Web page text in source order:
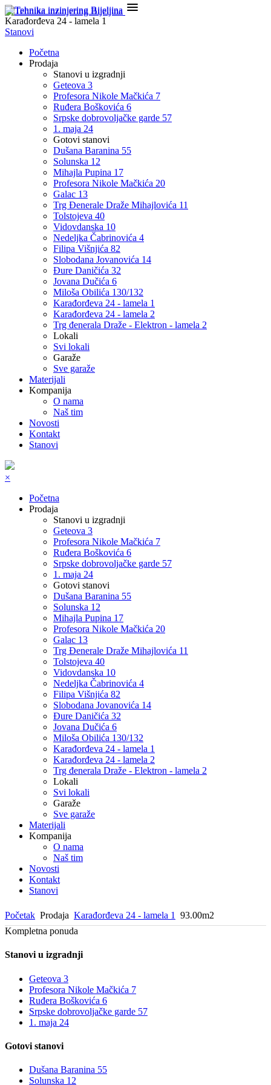
Karađorđeva 24 - lamela 1
Stanovi
Početna
Prodaja
Stanovi u izgradnji
Geteova 3
Profesora Nikole Mačkića 7
Ruđera Boškovića 6
Srpske dobrovoljačke garde 57
1. maja 24
Gotovi stanovi
Dušana Baranina 55
Solunska 12
Mihajla Pupina 17
Profesora Nikole Mačkića 20
Galac 13
Trg Đenerale Draže Mihajlovića 11
Tolstojeva 40
Vidovdanska 10
Nedeljka Čabrinovića 4
Filipa Višnjića 82
Slobodana Jovanovića 14
Đure Daničića 32
Jovana Dučića 6
Miloša Obilića 130/132
Karađorđeva 24 - lamela 1
Karađorđeva 24 - lamela 2
Trg đenerala Draže - Elektron - lamela 2
Lokali
Svi lokali
Garaže
Sve garaže
Materijali
Kompanija
O nama
Naš tim
Novosti
Kontakt
Stanovi

×
Početna
Prodaja
Stanovi u izgradnji
Geteova 3
Profesora Nikole Mačkića 7
Ruđera Boškovića 6
Srpske dobrovoljačke garde 57
1. maja 24
Gotovi stanovi
Dušana Baranina 55
Solunska 12
Mihajla Pupina 17
Profesora Nikole Mačkića 20
Galac 13
Trg Đenerale Draže Mihajlovića 11
Tolstojeva 40
Vidovdanska 10
Nedeljka Čabrinovića 4
Filipa Višnjića 82
Slobodana Jovanovića 14
Đure Daničića 32
Jovana Dučića 6
Miloša Obilića 130/132
Karađorđeva 24 - lamela 1
Karađorđeva 24 - lamela 2
Trg đenerala Draže - Elektron - lamela 2
Lokali
Svi lokali
Garaže
Sve garaže
Materijali
Kompanija
O nama
Naš tim
Novosti
Kontakt
Stanovi
Početak Prodaja Karađorđeva 24 - lamela 1
93.00m2
Kompletna ponuda
Stanovi u izgradnji
Geteova 3
Profesora Nikole Mačkića 7
Ruđera Boškovića 6
Srpske dobrovoljačke garde 57
1. maja 24
Gotovi stanovi
Dušana Baranina 55
Solunska 12